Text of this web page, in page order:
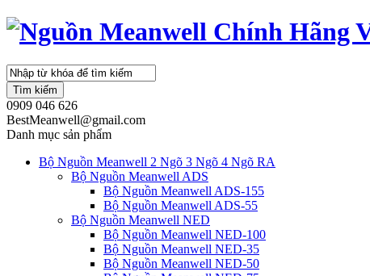
Tìm kiếm
0909 046 626
BestMeanwell@gmail.com
Danh mục sản phẩm
Bộ Nguồn Meanwell 2 Ngõ 3 Ngõ 4 Ngõ RA
Bộ Nguồn Meanwell ADS
Bộ Nguồn Meanwell ADS-155
Bộ Nguồn Meanwell ADS-55
Bộ Nguồn Meanwell NED
Bộ Nguồn Meanwell NED-100
Bộ Nguồn Meanwell NED-35
Bộ Nguồn Meanwell NED-50